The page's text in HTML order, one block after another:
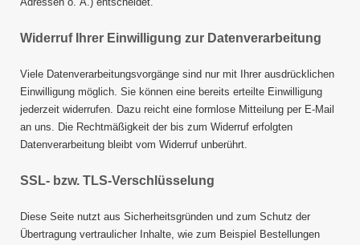
Widerruf Ihrer Einwilligung zur Datenverarbeitung
Viele Datenverarbeitungsvorgänge sind nur mit Ihrer ausdrücklichen
Einwilligung möglich. Sie können eine bereits erteilte Einwilligung
jederzeit widerrufen. Dazu reicht eine formlose Mitteilung per E-Mail
an uns. Die Rechtmäßigkeit der bis zum Widerruf erfolgten
Datenverarbeitung bleibt vom Widerruf unberührt.
SSL- bzw. TLS-Verschlüsselung
Diese Seite nutzt aus Sicherheitsgründen und zum Schutz der
Übertragung vertraulicher Inhalte, wie zum Beispiel Bestellungen